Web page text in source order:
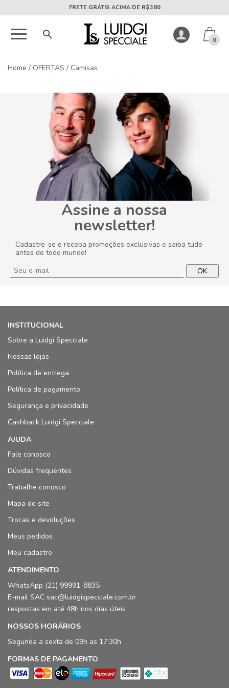
FRETE GRÁTIS ACIMA DE R$380
0
Home / OFERTAS / Camisas
Assine a nossa
newsletter!
Cadastre-se e receba promoções exclusivas e saiba tudo
antes de todo mundo!
OK
INSTITUCIONAL
Sobre a Luidgi Specciale
Nossas lojas
Política de entrega
Política de pagamento
Segurança e privacidade
Cashback Luidgi Specciale
AJUDA
Fale conosco
Dúvidas frequentes
Trabalhe conosco
Mapa do site
Trocas e devoluções
Meus pedidos
Meu cadastro
ATENDIMENTO
WhatsApp (21) 99991-8835
E-mail SAC sac@luidgispecciale.com.br
respostas em até 48h nos dias úteis
NOSSOS HORÁRIOS
Segunda a sexta de 09h as 17:30h
FORMAS DE PAGAMENTO